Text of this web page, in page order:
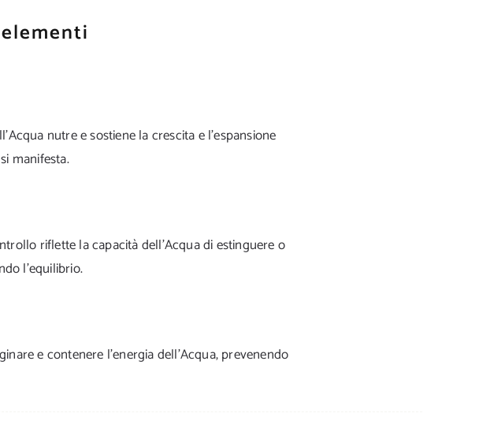
nutre e sostiene la crescita e l’espansione
manifesta.
riflette la capacità dell’Acqua di estinguere o
l’equilibrio.
e contenere l’energia dell’Acqua, prevenendo